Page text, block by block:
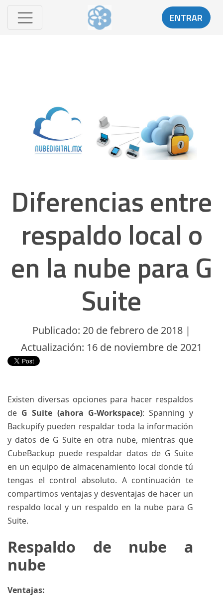
ENTRAR
Diferencias entre
respaldo local o
en la nube para G
Suite
Publicado: 20 de febrero de 2018 |
Actualización: 16 de noviembre de 2021
Existen diversas opciones para hacer respaldos
de G Suite (ahora G-Workspace): Spanning y
Backupify pueden respaldar toda la información
y datos de G Suite en otra nube, mientras que
CubeBackup puede respaldar datos de G Suite
en un equipo de almacenamiento local donde tú
tengas el control absoluto. A continuación te
compartimos ventajas y desventajas de hacer un
respaldo local y un respaldo en la nube para G
Suite.
Respaldo de nube a
nube
Ventajas: